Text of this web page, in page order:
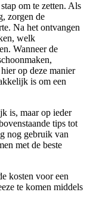
om te zetten. Als
zorgen de
Na het ontvangen
welk
Wanneer de
op deze manier
is om een
is, maar op ieder
tips tot
nog gebruik van
met de beste
kosten voor een
te komen middels